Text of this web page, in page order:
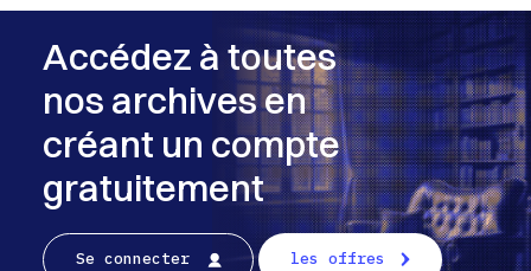
Accédez à toutes
nos archives en
créant un compte
gratuitement
Se connecter les offres